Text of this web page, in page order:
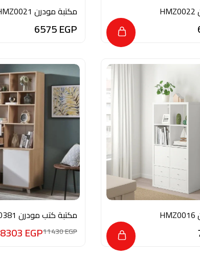
مكتبة مودرن HMZ0021
6575EGP
مكتبة كتب مودرن M0381
11430EGP
8303EGP